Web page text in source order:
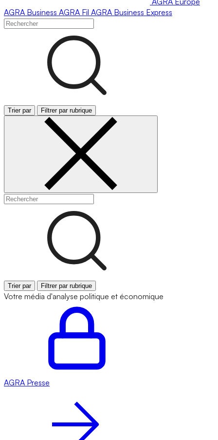
AGRA Business AGRA Fil AGRA Business Express
Trier par Filtrer par rubrique
Trier par Filtrer par rubrique
Votre média d'analyse politique et économique
AGRA Presse